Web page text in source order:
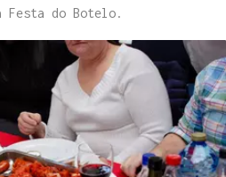
Festa do Botelo.